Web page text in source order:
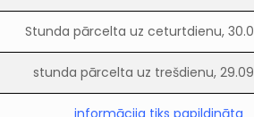
Stunda pārcelta uz ceturtdienu,
stunda pārcelta uz trešdienu,
informācija tiks papildināta